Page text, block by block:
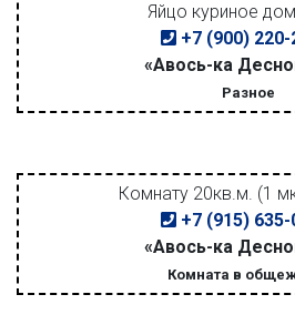
Яйцо куриное
+7 (900) 220-
«Авось-ка
Разное
Комнату 20кв.м. (1
+7 (915) 635-
«Авось-ка
Комната в